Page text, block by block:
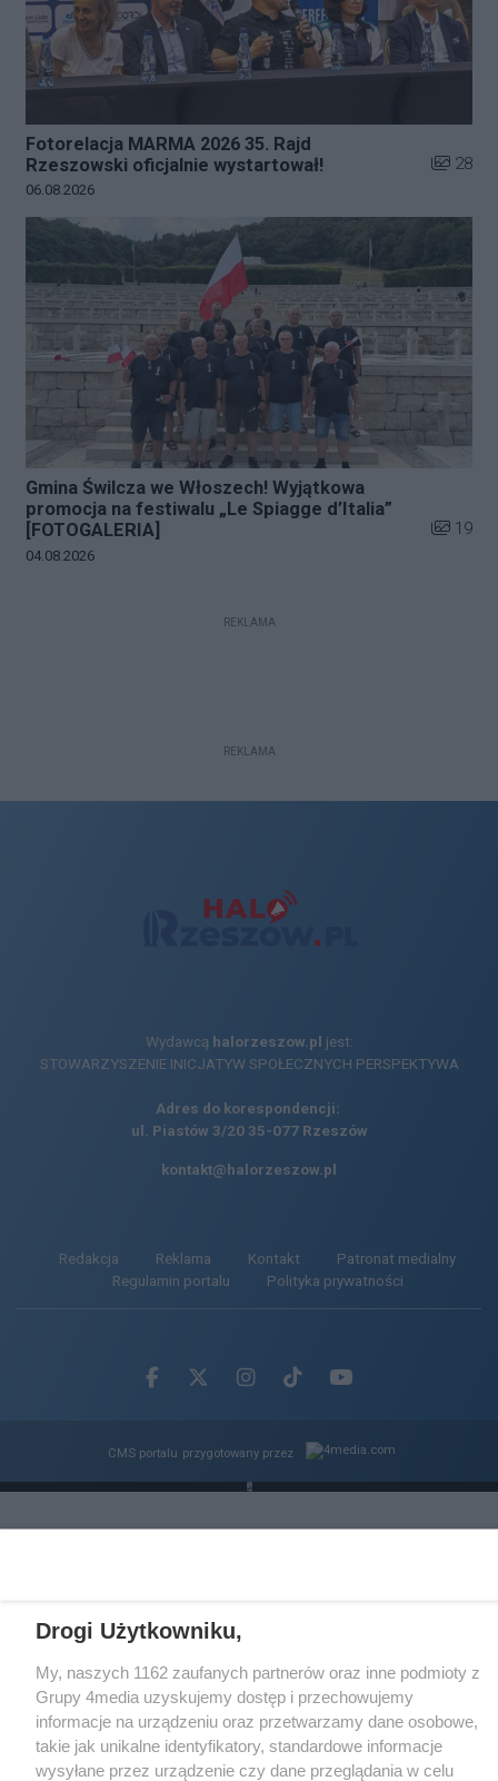
Fotorelacja MARMA 2026 35. Rajd
Rzeszowski oficjalnie wystartował!
Liczba
28
Data dodania galerii:
06.08.2026
Gmina Świlcza we Włoszech! Wyjątkowa
promocja na festiwalu „Le Spiagge d’Italia”
[FOTOGALERIA]
Liczba
19
Data dodania galerii:
04.08.2026
REKLAMA
REKLAMA
Wydawcą halorzeszow.pl jest:
STOWARZYSZENIE INICJATYW SPOŁECZNYCH PERSPEKTYWA
Adres do korespondencji:
ul. Piastów 3/20 35-077 Rzeszów
kontakt@halorzeszow.pl
Redakcja Reklama Kontakt
Patronat medialny
Regulamin portalu
Polityka prywatności
Facebook.com
X.comInstagram.com
Tiktok.comYoutube.com
CMS portalu przygotowany przez
Unmute
100.00%
Drogi Użytkowniku,
My, naszych 1162 zaufanych partnerów oraz inne podmioty z
Grupy 4media uzyskujemy dostęp i przechowujemy
informacje na urządzeniu oraz przetwarzamy dane osobowe,
takie jak unikalne identyfikatory, standardowe informacje
wysyłane przez urządzenie czy dane przeglądania w celu